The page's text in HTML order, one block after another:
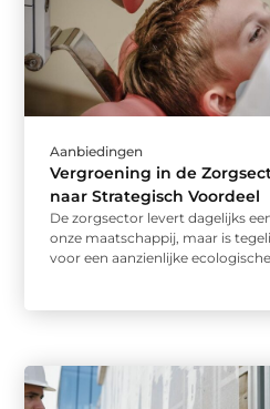
Aanbiedingen
Vergroening in de
naar Strategisch Voordeel
De zorgsector levert dagelijks
onze maatschappij, maar is
voor een aanzienlijke